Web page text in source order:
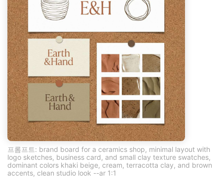
프롬프트: brand board for a ceramics shop, minimal layout with
logo sketches, business card, and small clay texture swatches,
dominant colors khaki beige, cream, terracotta clay, and brown
accents, clean studio look --ar 1:1